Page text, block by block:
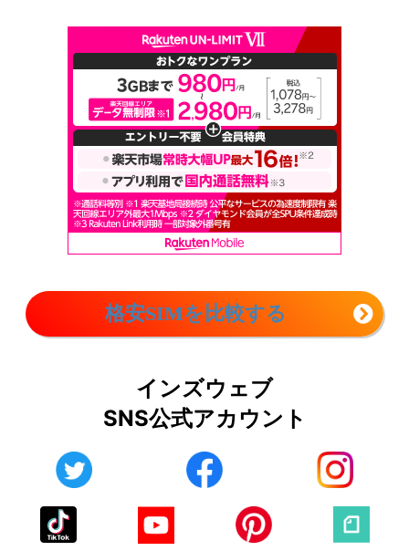
格安SIMを比較する
インズウェブ
SNS公式アカウント